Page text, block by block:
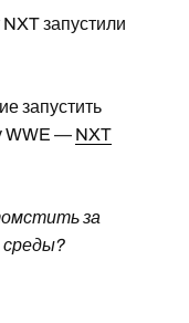
запустили
запустить
WWE — NXT
за
среды?